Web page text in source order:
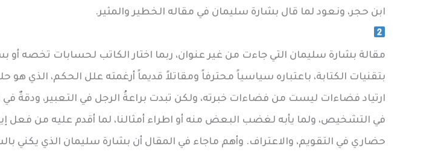
ابن حجر، ونعود لما قال بشارة سليمان في مقاله الخطير والمثير.
مقالة بشارة سليمان التي جاءت من غير عنوان، ربما اختار الكاتب لحسابات تخصه أو
بتقنيات الكتابة، باعتباره سياسياً محترفاً ومقاتلاً قديماً أرغمته علل الحكم، الذي
ارتياد فضاءات ليست من فضاءات خبرته، ولكن تبدت براعةُ الرجل في التعبير، ودقةٌ
في التشخيص، ولما يأبه لغضب البعض منه أو اطراء أمثالنا، لما أقدم عليه من فعل
حضاري في التقويم، والاعتراف. وأهم ماجاء في المقال أن بشارة سليمان الذي يكني